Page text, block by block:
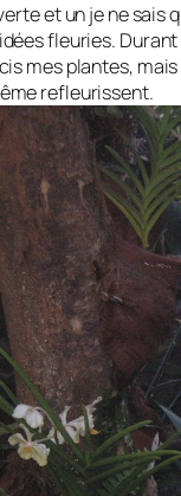
et un je ne sais
fleuries.
mes plantes,
refleurissent.